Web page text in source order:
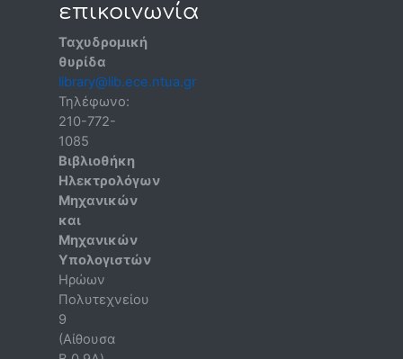
επικοινωνία
Ταχυδρομική
θυρίδα
library@lib.ece.ntua.gr
Τηλέφωνο:
210-772-
1085
Βιβλιοθήκη
Ηλεκτρολόγων
Μηχανικών
και
Μηχανικών
Υπολογιστών
Ηρώων
Πολυτεχνείου
9
(Αίθουσα